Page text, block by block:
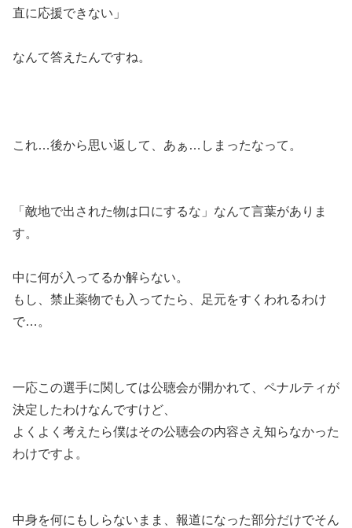
直に応援できない」
なんて答えたんですね。
これ…後から思い返して、あぁ…しまったなって。
「敵地で出された物は口にするな」なんて言葉がありま
す。
中に何が入ってるか解らない。
もし、禁止薬物でも入ってたら、足元をすくわれるわけ
で…。
一応この選手に関しては公聴会が開かれて、ペナルティが
決定したわけなんですけど、
よくよく考えたら僕はその公聴会の内容さえ知らなかった
わけですよ。
中身を何にもしらないまま、報道になった部分だけでそん